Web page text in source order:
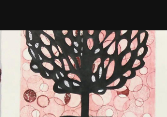
B-galleria